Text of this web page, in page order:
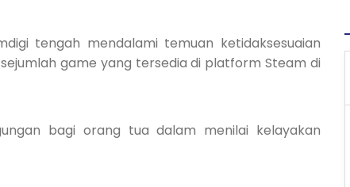
tengah mendalami temuan ketidaksesuaian
game yang tersedia di platform Steam di
bagi orang tua dalam menilai kelayakan